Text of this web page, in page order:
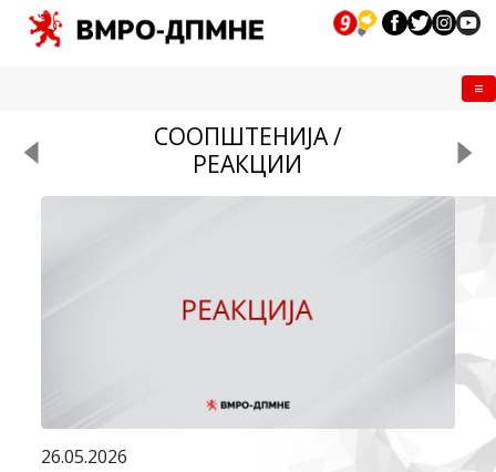
СООПШТЕНИЈА /
РЕАКЦИИ
26.05.2026